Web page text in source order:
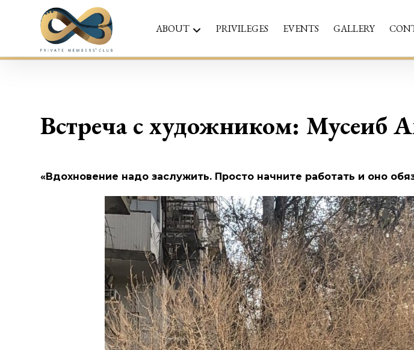
ABOUT PRIVILEGES EVENTS GALLERY
Встреча с художником: Мусеиб
«Вдохновение надо заслужить. Просто начните работать и оно